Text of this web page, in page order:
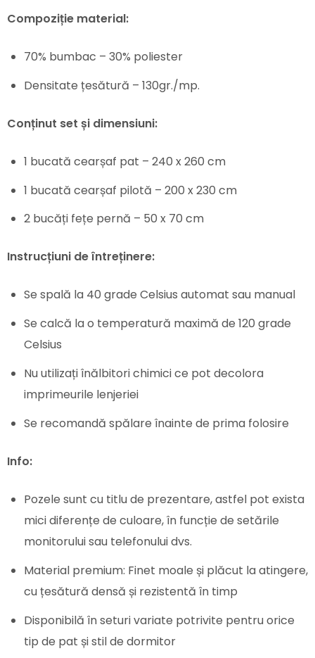
Compoziție material:
70% bumbac – 30% poliester
Densitate țesătură – 130gr./mp.
Conținut set și dimensiuni:
1 bucată cearșaf pat – 240 x 260 cm
1 bucată cearșaf pilotă – 200 x 230 cm
2 bucăți fețe pernă – 50 x 70 cm
Instrucțiuni de întreținere:
Se spală la 40 grade Celsius automat sau manual
Se calcă la o temperatură maximă de 120 grade
Celsius
Nu utilizați înălbitori chimici ce pot decolora
imprimeurile lenjeriei
Se recomandă spălare înainte de prima folosire
Info:
Pozele sunt cu titlu de prezentare, astfel pot exista
mici diferențe de culoare, în funcție de setările
monitorului sau telefonului dvs.
Material premium: Finet moale și plăcut la atingere,
cu țesătură densă și rezistentă în timp
Disponibilă în seturi variate potrivite pentru orice
tip de pat și stil de dormitor